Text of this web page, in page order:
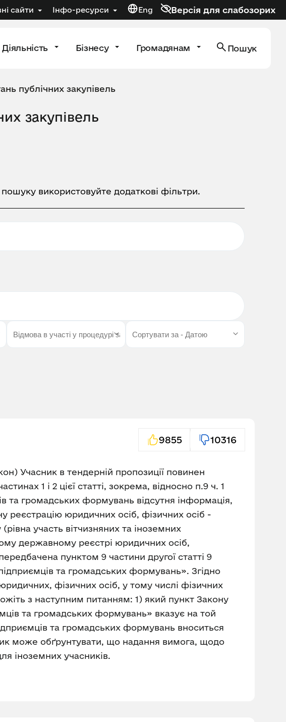
сайти Інфо-ресурси Eng Версія для слабозорих
Діяльність Бізнесу Громадянам Пошук
публічних закупівель
закупівель
використовуйте додаткові фільтри.
9855 10316
Учасник в тендерній пропозиції повинен
1 і 2 цієї статті, зокрема, відносно п.9 ч. 1
та громадських формувань відсутня інформація,
реєстрацію юридичних осіб, фізичних осіб -
участь вітчизняних та іноземних
державному реєстрі юридичних осіб,
пунктом 9 частини другої статті 9
та громадських формувань». Згідно
фізичних осіб, у тому числі фізичних
з наступним питанням: 1) який пункт Закону
та громадських формувань» вказує на той
та громадських формувань вноситься
може обґрунтувати, що надання вимога, щодо
іноземних учасників.